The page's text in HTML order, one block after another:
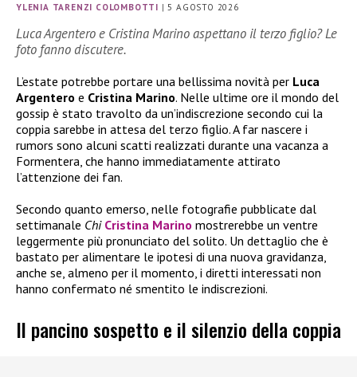
YLENIA TARENZI COLOMBOTTI | 5 AGOSTO 2026
Luca Argentero e Cristina Marino aspettano il terzo figlio? Le
foto fanno discutere.
L’estate potrebbe portare una bellissima novità per Luca
Argentero e Cristina Marino. Nelle ultime ore il mondo del
gossip è stato travolto da un’indiscrezione secondo cui la
coppia sarebbe in attesa del terzo figlio. A far nascere i
rumors sono alcuni scatti realizzati durante una vacanza a
Formentera, che hanno immediatamente attirato
l’attenzione dei fan.
Secondo quanto emerso, nelle fotografie pubblicate dal
settimanale Chi Cristina Marino mostrerebbe un ventre
leggermente più pronunciato del solito. Un dettaglio che è
bastato per alimentare le ipotesi di una nuova gravidanza,
anche se, almeno per il momento, i diretti interessati non
hanno confermato né smentito le indiscrezioni.
Il pancino sospetto e il silenzio della coppia